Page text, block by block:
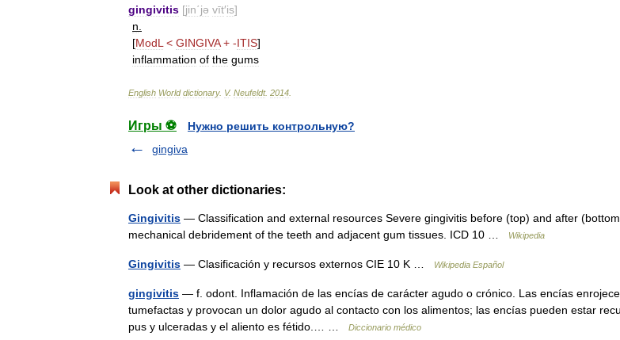
gingivitis [jin΄jə vīt′is]
n
[ModL < GINGIVA + -ITIS]
inflammation of the gums
English World dictionary. V. Neufeldt. 2014
Игры ⚽
Нужно решить контрольную?
gingiva
Look at other dictionaries:
Gingivitis — Classification and external resources Severe gingivitis before (top) and after
mechanical debridement of the teeth and adjacent gum tissues. ICD 10 …
Wikipedia
Gingivitis — Clasificación y recursos externos CIE 10 K … Wikipedia Español
gingivitis — f. odont. Inflamación de las encías de carácter agudo o crónico. Las encías
tumefactas y provocan un dolor agudo al contacto con los alimentos; las encías pueden estar
pus y ulceradas y el aliento es fétido.… …
Diccionario médico